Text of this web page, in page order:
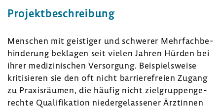
Projekt­be­schrei­bung
Menschen mit geis­tiger und schwerer Mehr­fach­be­
hin­de­rung beklagen seit vielen Jahren Hürden bei
ihrer medi­zi­ni­schen Versor­gung. Beispiels­weise
kriti­sieren sie den oft nicht barrie­re­freien Zugang
zu Praxis­räumen, die häufig nicht ziel­grup­pen­ge­
rechte Quali­fi­ka­tion nieder­ge­las­sener Ärztinnen